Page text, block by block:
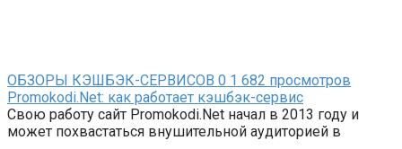
ОБЗОРЫ КЭШБЭК-СЕРВИСОВ 0 1 682 просмотров
Promokodi.Net: как работает кэшбэк-сервис
Свою работу сайт Promokodi.Net начал в 2013 году и
может похвастаться внушительной аудиторией в